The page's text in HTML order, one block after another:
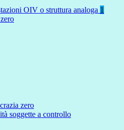
OIV o struttura analoga 1
zero
soggette a controllo